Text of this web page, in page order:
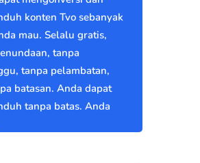
konten Tvo sebanyak
mau. Selalu gratis,
tanpa
tanpa pelambatan,
batasan. Anda dapat
tanpa batas. Anda